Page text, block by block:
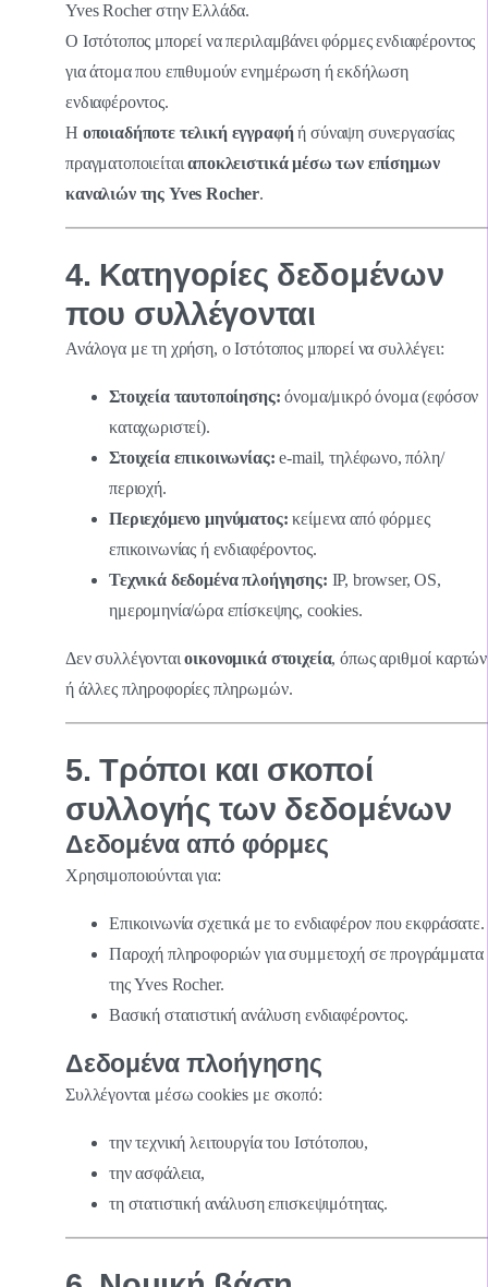
Yves Rocher στην Ελλάδα.
Ο Ιστότοπος μπορεί να περιλαμβάνει φόρμες ενδιαφέροντος
για άτομα που επιθυμούν ενημέρωση ή εκδήλωση
ενδιαφέροντος.
Η οποιαδήποτε τελική εγγραφή ή σύναψη συνεργασίας
πραγματοποιείταιαποκλειστικά μέσω των επίσημων
καναλιών της Yves Rocher.
4. Κατηγορίες δεδομένων
που συλλέγονται
Ανάλογα με τη χρήση, ο Ιστότοπος μπορεί να συλλέγει:
Στοιχεία ταυτοποίησης: όνομα/μικρό όνομα (εφόσον
καταχωριστεί).
Στοιχεία επικοινωνίας: e-mail, τηλέφωνο, πόλη/
περιοχή.
Περιεχόμενο μηνύματος: κείμενα από φόρμες
επικοινωνίας ή ενδιαφέροντος.
Τεχνικά δεδομένα πλοήγησης: IP, browser, OS,
ημερομηνία/ώρα επίσκεψης, cookies.
Δεν συλλέγονταιοικονομικά στοιχεία, όπως αριθμοί καρτών
ή άλλες πληροφορίες πληρωμών.
5. Τρόποι και σκοποί
συλλογής των δεδομένων
Δεδομένα από φόρμες
Χρησιμοποιούνται για:
Επικοινωνία σχετικά με το ενδιαφέρον που εκφράσατε.
Παροχή πληροφοριών για συμμετοχή σε προγράμματα
της Yves Rocher.
Βασική στατιστική ανάλυση ενδιαφέροντος.
Δεδομένα πλοήγησης
Συλλέγονται μέσω cookies με σκοπό:
την τεχνική λειτουργία του Ιστότοπου,
την ασφάλεια,
τη στατιστική ανάλυση επισκεψιμότητας.